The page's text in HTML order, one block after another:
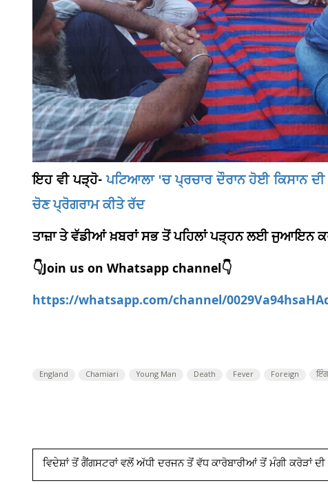
ਇਹ ਵੀ ਪੜ੍ਹੋ-ਪਟਿਆਲਾ 'ਚ ਪ੍ਰਚਾਰ ਦੌਰਾਨ ਹੋਈ ਕਿਸਾਨ
ਚੋਣ ਪ੍ਰੋਗਰਾਮ ਕੀਤੇ ਰੱਦ
ਤਾਜ਼ਾ ਤੇ ਵੱਡੀਆਂ ਖ਼ਬਰਾਂ ਸਭ ਤੋਂ ਪਹਿਲਾਂ ਪੜ੍ਹਨ ਲਈ ਜੁਆਇਨ
👇Join us on Whatsapp channel👇
https://whatsapp.com/channel/
England Chamiari Young Man Death Fever Foreign
ਵਿਦੇਸ਼ਾਂ ਤੋਂ ਗੈਂਗਸਟਰਾਂ ਵਲੋਂ ਅੱਧੀ ਦਰਜਨ ਤੋਂ ਵੱਧ ਕਾਰੋਬਾਰੀਆਂ ਤੋਂ ਮੰਗੀ ਕਰੋੜਾਂ